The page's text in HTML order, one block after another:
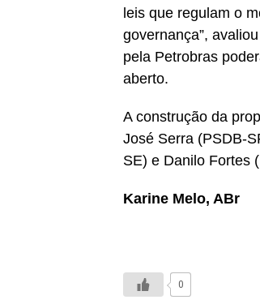
leis que regulam o
governança”,
pela Petrobras
aberto.
A construção da
José Serra (PSDB-
SE) e Danilo Fortes
Karine Melo, ABr
0